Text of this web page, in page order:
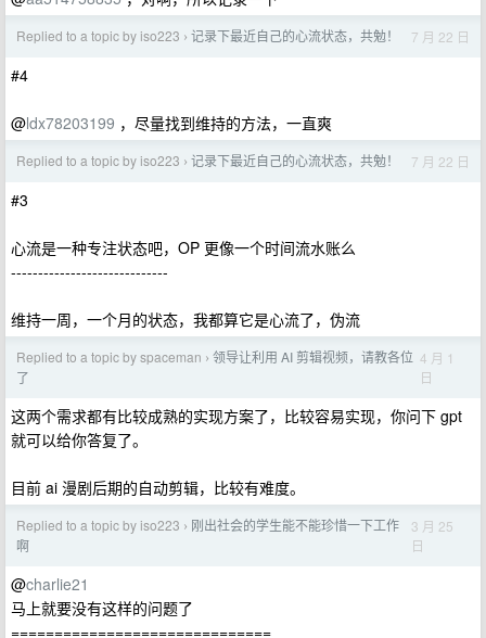
Replied to a topic by iso223 › 记录下最近自己的心流状态，共勉！ 7 月 22 日
#4
@ldx78203199 ，尽量找到维持的方法，一直爽
Replied to a topic by iso223 › 记录下最近自己的心流状态，共勉！ 7 月 22 日
#3
心流是一种专注状态吧，OP 更像一个时间流水账么
-----------------------------
维持一周，一个月的状态，我都算它是心流了，伪流
Replied to a topic by spaceman › 领导让利用 AI 剪辑视频，请教各位
了
4 月 1
日
这两个需求都有比较成熟的实现方案了，比较容易实现，你问下 gpt
就可以给你答复了。
目前 ai 漫剧后期的自动剪辑，比较有难度。
Replied to a topic by iso223 › 刚出社会的学生能不能珍惜一下工作
啊
3 月 25
日
@charlie21
马上就要没有这样的问题了
==============================